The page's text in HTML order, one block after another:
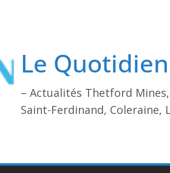
Le
– Actualités Thetford
Saint-Ferdinand, Coleraine,